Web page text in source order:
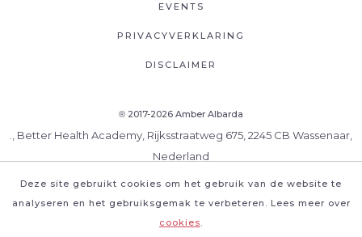
Deze site gebruikt cookies om het gebruik van de website te
analyseren en het gebruiksgemak te verbeteren. Lees meer over
cookies.
EVENTS
PRIVACYVERKLARING
DISCLAIMER
® 2017-2026 Amber Albarda
., Better Health Academy, Rijksstraatweg 675, 2245 CB Wassenaar,
Nederland